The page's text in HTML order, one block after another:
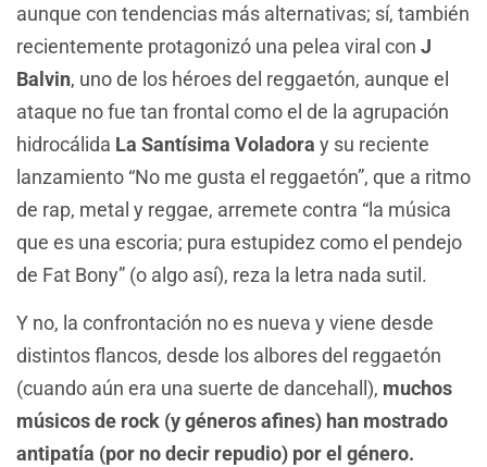
aunque con tendencias más alternativas; sí, también
recientemente protagonizó una pelea viral con J
Balvin, uno de los héroes del reggaetón, aunque el
ataque no fue tan frontal como el de la agrupación
hidrocálida La Santísima Voladora y su reciente
lanzamiento “No me gusta el reggaetón”, que a ritmo
de rap, metal y reggae, arremete contra “la música
que es una escoria; pura estupidez como el pendejo
de Fat Bony” (o algo así), reza la letra nada sutil.
Y no, la confrontación no es nueva y viene desde
distintos flancos, desde los albores del reggaetón
(cuando aún era una suerte de dancehall), muchos
músicos de rock (y géneros afines) han mostrado
antipatía (por no decir repudio) por el género.